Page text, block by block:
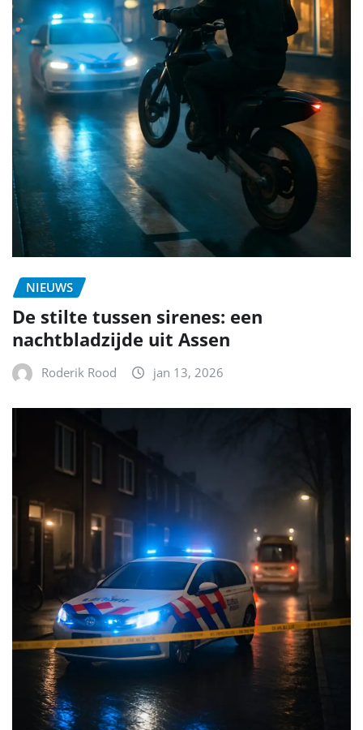
NIEUWS
De stilte tussen sirenes: een
nachtbladzijde uit Assen
Roderik Rood jan 13, 2026